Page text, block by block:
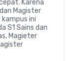
Karena
Magister
ini
S1 Sains dan
Magieter